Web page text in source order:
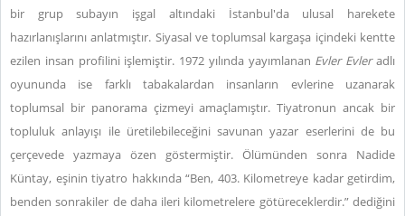
bir grup subayın işgal altındaki İstanbul'da ulusal harekete
hazırlanışlarını anlatmıştır. Siyasal ve toplumsal kargaşa içindeki kentte
ezilen insan profilini işlemiştir. 1972 yılında yayımlanan Evler Evleradlı
oyununda ise farklı tabakalardan insanların evlerine uzanarak
toplumsal bir panorama çizmeyi amaçlamıştır. Tiyatronun ancak bir
topluluk anlayışı ile üretilebileceğini savunan yazar eserlerini de bu
çerçevede yazmaya özen göstermiştir. Ölümünden sonra Nadide
Küntay, eşinin tiyatro hakkında “Ben, 403. Kilometreye kadar getirdim,
benden sonrakiler de daha ileri kilometrelere götüreceklerdir.” dediğini